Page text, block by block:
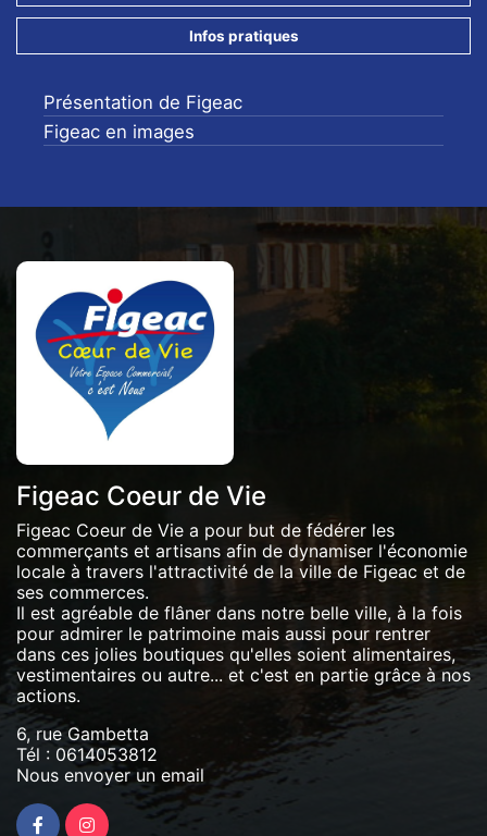
Infos pratiques
Présentation de Figeac
Figeac en images
Figeac Coeur de Vie
Figeac Coeur de Vie a pour but de fédérer les
commerçants et artisans afin de dynamiser l'économie
locale à travers l'attractivité de la ville de Figeac et de
ses commerces.
Il est agréable de flâner dans notre belle ville, à la fois
pour admirer le patrimoine mais aussi pour rentrer
dans ces jolies boutiques qu'elles soient alimentaires,
vestimentaires ou autre... et c'est en partie grâce à nos
actions.
6, rue Gambetta
Tél : 0614053812
Nous envoyer un email